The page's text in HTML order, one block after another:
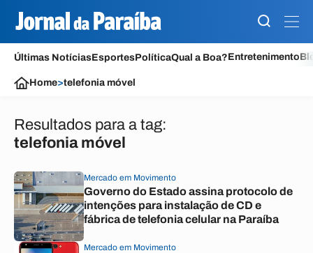
Últimas NotíciasEsportesPolíticaQual a Boa?Entretenimento
Home>telefonia móvel
Resultados para a tag:
telefonia móvel
Mercado em Movimento
Governo do Estado assina protocolo de
intenções para instalação de CD e
fábrica de telefonia celular na Paraíba
Mercado em Movimento